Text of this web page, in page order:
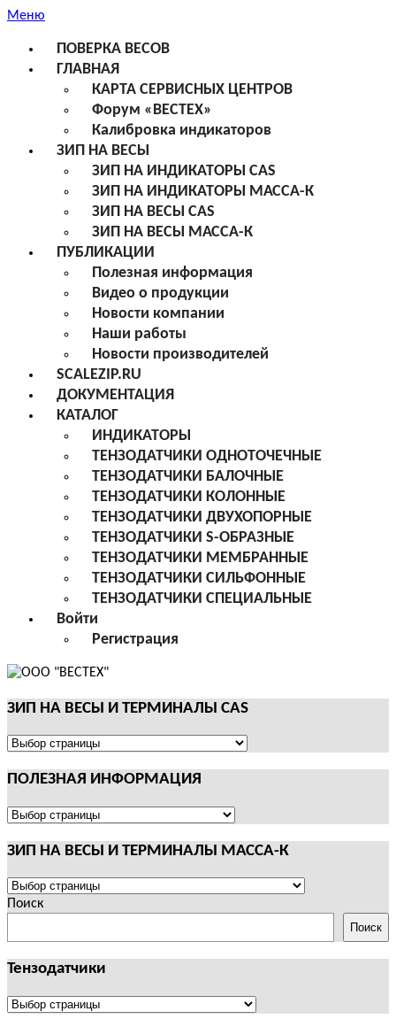
Меню
ПОВЕРКА ВЕСОВ
ГЛАВНАЯ
КАРТА СЕРВИСНЫХ ЦЕНТРОВ
Форум «ВЕСТЕХ»
Калибровка индикаторов
ЗИП НА ВЕСЫ
ЗИП НА ИНДИКАТОРЫ CAS
ЗИП НА ИНДИКАТОРЫ МАССА-К
ЗИП НА ВЕСЫ CAS
ЗИП НА ВЕСЫ МАССА-К
ПУБЛИКАЦИИ
Полезная информация
Видео о продукции
Новости компании
Наши работы
Новости производителей
SCALEZIP.RU
ДОКУМЕНТАЦИЯ
КАТАЛОГ
ИНДИКАТОРЫ
ТЕНЗОДАТЧИКИ ОДНОТОЧЕЧНЫЕ
ТЕНЗОДАТЧИКИ БАЛОЧНЫЕ
ТЕНЗОДАТЧИКИ КОЛОННЫЕ
ТЕНЗОДАТЧИКИ ДВУХОПОРНЫЕ
ТЕНЗОДАТЧИКИ S-ОБРАЗНЫЕ
ТЕНЗОДАТЧИКИ МЕМБРАННЫЕ
ТЕНЗОДАТЧИКИ СИЛЬФОННЫЕ
ТЕНЗОДАТЧИКИ СПЕЦИАЛЬНЫЕ
Войти
Регистрация
ЗИП НА ВЕСЫ И ТЕРМИНАЛЫ CAS
ЗИП
ВЕСЫ
ТЕРМИНАЛЫ
ПОЛЕЗНАЯ ИНФОРМАЦИЯ
ПОЛЕЗНАЯ
ЗИП НА ВЕСЫ И ТЕРМИНАЛЫ МАССА-К
ЗИП
НА
И
ТЕРМИНАЛЫ
МАССА-
Поиск
Поиск
Тензодатчики
Тензодатчики